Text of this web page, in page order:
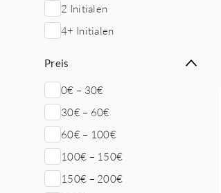
2 Initialen
4+ Initialen
Preis
0€ – 30€
30€ – 60€
60€ – 100€
100€ – 150€
150€ – 200€